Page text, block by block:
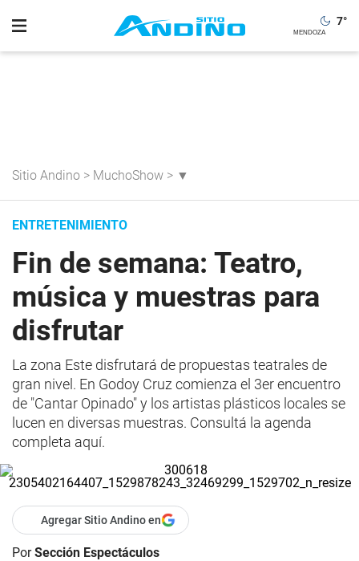
7°
Sitio Andino > MuchoShow > ▼
ENTRETENIMIENTO
Fin de semana: Teatro,
música y muestras para
disfrutar
La zona Este disfrutará de propuestas teatrales de
gran nivel. En Godoy Cruz comienza el 3er encuentro
de "Cantar Opinado" y los artistas plásticos locales se
lucen en diversas muestras. Consultá la agenda
completa aquí.
Agregar Sitio Andino en
PorSección Espectáculos